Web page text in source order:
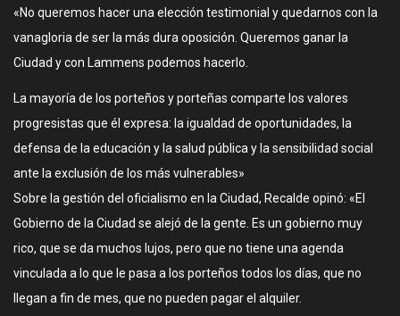
«No queremos hacer una elección testimonial y quedarnos con la
vanagloria de ser la más dura oposición. Queremos ganar la
Ciudad y con Lammens podemos hacerlo.
La mayoría de los porteños y porteñas comparte los valores
progresistas que él expresa: la igualdad de oportunidades, la
defensa de la educación y la salud pública y la sensibilidad social
ante la exclusión de los más vulnerables»
Sobre la gestión del oficialismo en la Ciudad, Recalde opinó: «El
Gobierno de la Ciudad se alejó de la gente. Es un gobierno muy
rico, que se da muchos lujos, pero que no tiene una agenda
vinculada a lo que le pasa a los porteños todos los días, que no
llegan a fin de mes, que no pueden pagar el alquiler.